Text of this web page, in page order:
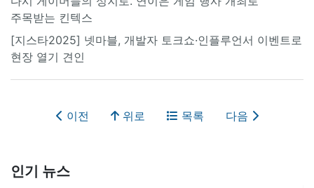
주목받는 킨텍스
[지스타2025] 넷마블, 개발자 토크쇼·인플루언서 이벤트로
현장 열기 견인
이전 위로 목록 다음
인기 뉴스